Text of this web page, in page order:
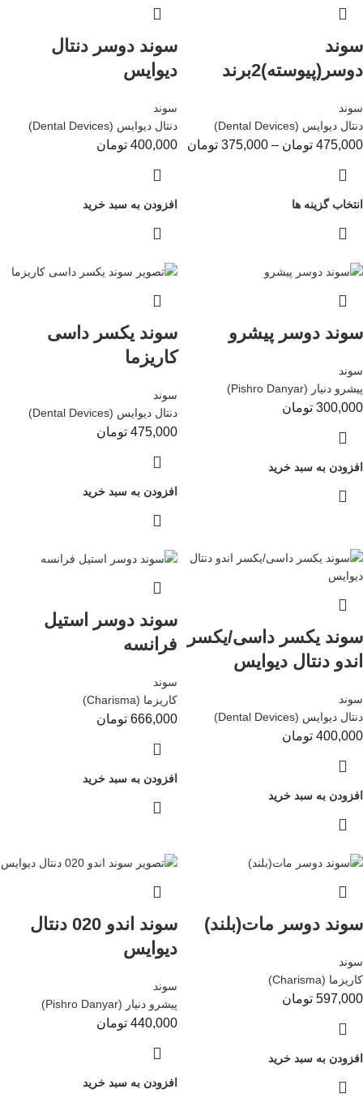
سوند
دوسر(پیوسته)2برند
سوند
دنتال دیوایس (Dental Devices)
475,000 تومان –
375,000 تومان
انتخاب گزینه ها
سوند دوسر دنتال
دیوایس
سوند
دنتال دیوایس (Dental Devices)
400,000 تومان
افزودن به سبد خرید
سوند دوسر پیشرو
سوند
پیشرو دنیار (Pishro Danyar)
300,000 تومان
افزودن به سبد خرید
سوند یکسر داسی
کاریزما
سوند
دنتال دیوایس (Dental Devices)
475,000 تومان
افزودن به سبد خرید
سوند یکسر داسی/یکسر
اندو دنتال دیوایس
سوند
دنتال دیوایس (Dental Devices)
400,000 تومان
افزودن به سبد خرید
سوند دوسر استیل
فرانسه
سوند
کاریزما (Charisma)
666,000 تومان
افزودن به سبد خرید
سوند دوسر مات(بلند)
سوند
کاریزما (Charisma)
597,000 تومان
افزودن به سبد خرید
سوند اندو 020 دنتال
دیوایس
سوند
پیشرو دنیار (Pishro Danyar)
440,000 تومان
افزودن به سبد خرید